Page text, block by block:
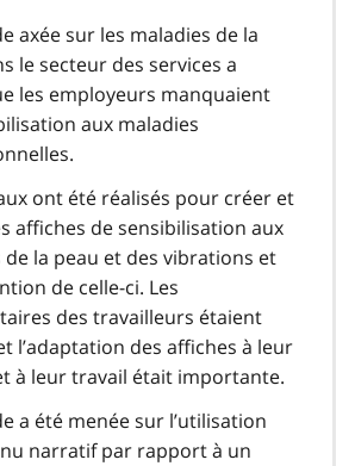
axée sur les maladies de la
le secteur des services a
les employeurs manquaient
aux maladies
ont été réalisés pour créer et
affiches de sensibilisation aux
de la peau et des vibrations et
de celle-ci. Les
des travailleurs étaient
l’adaptation des affiches à leur
à leur travail était importante.
a été menée sur l’utilisation
narratif par rapport à un